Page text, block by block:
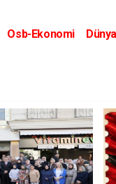
Osb-Ekonomi Dünya